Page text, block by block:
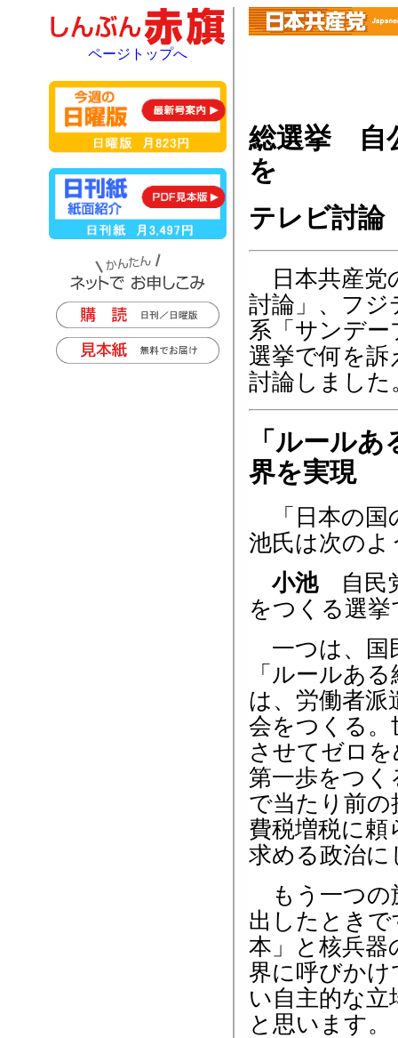
総選挙 自
を
テレビ討
日本共産党
討論」、フジ
系「サンデ
選挙で何を
討論しました
「ルール
界を実現
「日本の国
池氏は次の
小池自民党
をつくる選
一つは、国
「ルールあ
は、労働者派
会をつくる。
させてゼロ
第一歩をつ
で当たり前
費税増税に頼
求める政治
もう一つの
出したとき
本」と核兵
界に呼びか
い自主的な
と思います。
ページトップへ